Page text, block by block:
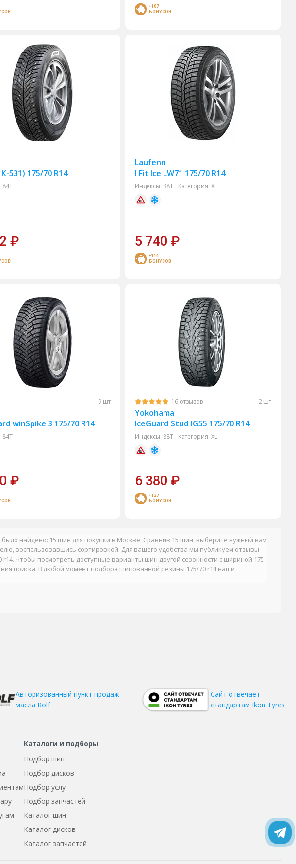
+107
БОНУСОВ
531) 175/70 R14
84T
₽
Laufenn
I Fit Ice LW71 175/70 R14
Индексы: 88T Категория: XL
5 740₽
+114
БОНУСОВ
9 шт
winSpike 3 175/70 R14
84T
₽
16 отзывов 2 шт
Yokohama
IceGuard Stud IG55 175/70 R14
Индексы: 88T Категория: XL
6 380₽
+127
БОНУСОВ
найдено: 15 шин для покупки в Москве. Сравнив 15 шин, выберите нужный вам
воспользовавшись сортировкой. Для вашего удобства мы публикуем отзывы
Чтобы посмотреть доступные варианты шин другой сезонности с шириной 175
поиска. В любой момент подбора шипованной резины 175/70 r14 наши
Авторизованный пункт продаж
масла Rolf
Сайт отвечает
стандартам Ikon Tyres
Каталоги и подборы
Подбор шин
Подбор дисков
Подбор услуг
Подбор запчастей
Каталог шин
Каталог дисков
Каталог запчастей